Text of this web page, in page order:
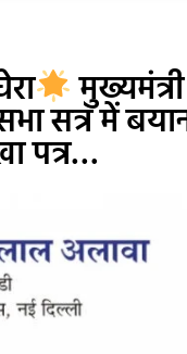
सत्र में
पत्र…